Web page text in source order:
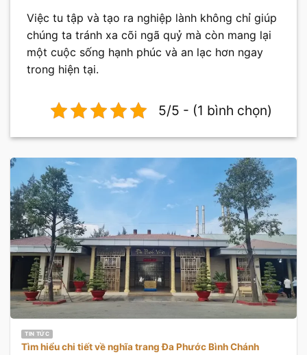
Việc tu tập và tạo ra nghiệp lành không chỉ giúp
chúng ta tránh xa cõi ngã quỷ mà còn mang lại
một cuộc sống hạnh phúc và an lạc hơn ngay
trong hiện tại.
5/5 - (1 bình chọn)
TIN TỨC
Tìm hiểu chi tiết về nghĩa trang Đa Phước Bình Chánh